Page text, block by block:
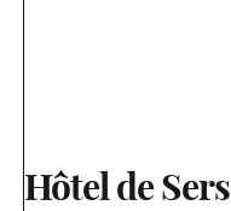
Hôtel de Sers